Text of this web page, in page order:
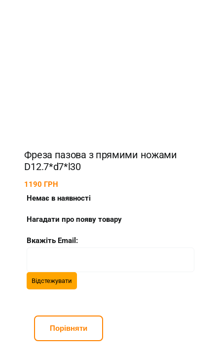
Фреза пазова з прямими ножами
D12.7*d7*l30
1190 ГРН
Немає в наявності
Нагадати про появу товару
Вкажіть Email:
Порівняти